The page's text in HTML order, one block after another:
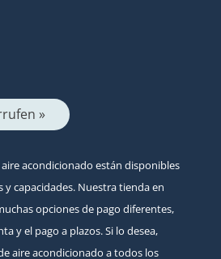
»
acondicionado están disponibles
capacidades. Nuestra tienda en
opciones de pago diferentes,
y el pago a plazos. Si lo desea,
aire acondicionado a todos los